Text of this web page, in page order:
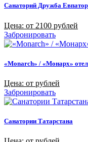
Санаторий Дружба
Цена: от 2100 рублей
Забронировать
«Monarch» / «Монарх»
Цена: от рублей
Забронировать
Санатории Татарстана